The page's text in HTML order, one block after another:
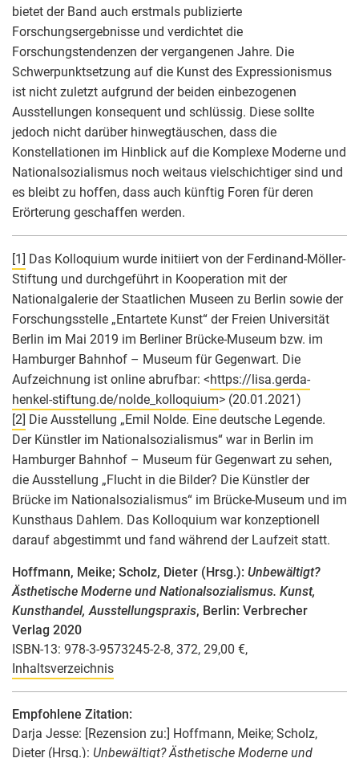
bietet der Band auch erstmals publizierte
Forschungsergebnisse und verdichtet die
Forschungstendenzen der vergangenen Jahre. Die
Schwerpunktsetzung auf die Kunst des Expressionismus
ist nicht zuletzt aufgrund der beiden einbezogenen
Ausstellungen konsequent und schlüssig. Diese sollte
jedoch nicht darüber hinwegtäuschen, dass die
Konstellationen im Hinblick auf die Komplexe Moderne und
Nationalsozialismus noch weitaus vielschichtiger sind und
es bleibt zu hoffen, dass auch künftig Foren für deren
Erörterung geschaffen werden.
[1] Das Kolloquium wurde initiiert von der Ferdinand-Möller-
Stiftung und durchgeführt in Kooperation mit der
Nationalgalerie der Staatlichen Museen zu Berlin sowie der
Forschungsstelle „Entartete Kunst“ der Freien Universität
Berlin im Mai 2019 im Berliner Brücke-Museum bzw. im
Hamburger Bahnhof – Museum für Gegenwart. Die
Aufzeichnung ist online abrufbar: <https://lisa.gerda-
henkel-stiftung.de/nolde_kolloquium> (20.01.2021)
[2] Die Ausstellung „Emil Nolde. Eine deutsche Legende.
Der Künstler im Nationalsozialismus“ war in Berlin im
Hamburger Bahnhof – Museum für Gegenwart zu sehen,
die Ausstellung „Flucht in die Bilder? Die Künstler der
Brücke im Nationalsozialismus“ im Brücke-Museum und im
Kunsthaus Dahlem. Das Kolloquium war konzeptionell
darauf abgestimmt und fand während der Laufzeit statt.
Hoffmann, Meike; Scholz, Dieter (Hrsg.): Unbewältigt?
Ästhetische Moderne und Nationalsozialismus. Kunst,
Kunsthandel, Ausstellungspraxis, Berlin: Verbrecher
Verlag 2020
ISBN-13: 978-3-9573245-2-8, 372, 29,00 €,
Inhaltsverzeichnis
Empfohlene Zitation:
Darja Jesse: [Rezension zu:] Hoffmann, Meike; Scholz,
Dieter (Hrsg.): Unbewältigt? Ästhetische Moderne und